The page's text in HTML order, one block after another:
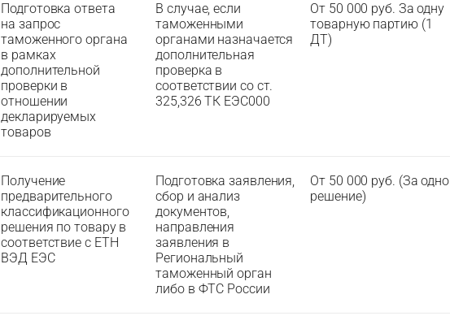
Подготовка ответа
на запрос
таможенного органа
в рамках
дополнительной
проверки в
отношении
декларируемых
товаров
В случае, если
таможенными
органами назначается
дополнительная
проверка в
соответствии со ст.
325,326 ТК ЕЭС000
От 50 000 руб. За одну
товарную партию (1
ДТ)
Получение
предварительного
классификационного
решения по товару в
соответствие с ЕТН
ВЭД ЕЭС
Подготовка заявления,
сбор и анализ
документов,
направления
заявления в
Региональный
таможенный орган
либо в ФТС России
От 50 000 руб. (За одно
решение)